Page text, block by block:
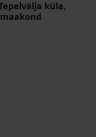
küla,